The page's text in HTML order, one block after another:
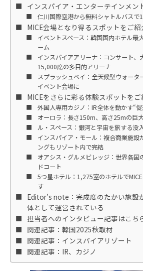
インスパイア・エンターテインメン
仁川国際空港から無料シャトルバスで
MICE会場となり得るスポットをご
イベントスペース：韓国国内ホテル最
ーム
インスパイアアリーナ：コンサート、
15,000席の多目的アリーナ
スプラッシュベイ：全天候型ウォータ
イベント会場に
MICEをさらに彩る体験スポットをご
外国人専用カジノ：IR全体を動かす“
オーロラ：長さ150m、高さ25mの巨
ル・スペース：銀河と宇宙を旅する没
インスパイア・モール：複合商業施設
ングもリゾート内で完結
オアシス・グルメビレッジ：世界各国
ドコート
5つ星ホテル：1,275室のホテルで
す
Editor’s note：完成度のたかい施設
体として運営されている
担当者へのインタビュー記事はこち
関連記事：韓国2025秋取材
関連記事：インスパイアリゾート
関連記事：IR、カジノ